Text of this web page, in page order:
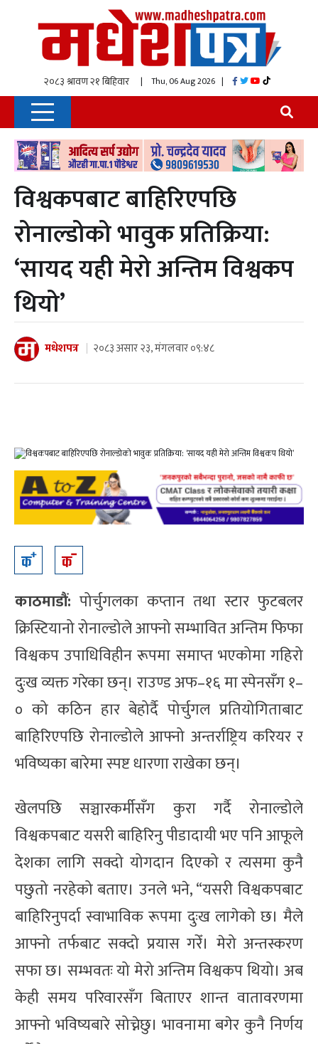
| Thu, 06 Aug 2026 |
विश्वकपबाट बाहिरिएपछि
रोनाल्डोको भावुक प्रतिक्रिया:
‘सायद यही मेरो अन्तिम विश्वकप
थियो’
मधेशपत्र २०८३ असार २३, मंगलवार ०९:४८
काठमाडौं: पोर्चुगलका कप्तान तथा स्टार फुटबलर
क्रिस्टियानो रोनाल्डोले आफ्नो सम्भावित अन्तिम फिफा
विश्वकप उपाधिविहीन रूपमा समाप्त भएकोमा गहिरो
दुःख व्यक्त गरेका छन्। राउण्ड अफ–१६ मा स्पेनसँग १–
० को कठिन हार बेहोर्दै पोर्चुगल प्रतियोगिताबाट
बाहिरिएपछि रोनाल्डोले आफ्नो अन्तर्राष्ट्रिय करियर र
भविष्यका बारेमा स्पष्ट धारणा राखेका छन्।
खेलपछि सञ्चारकर्मीसँग कुरा गर्दै रोनाल्डोले
विश्वकपबाट यसरी बाहिरिनु पीडादायी भए पनि आफूले
देशका लागि सक्दो योगदान दिएको र त्यसमा कुनै
पछुतो नरहेको बताए। उनले भने, “यसरी विश्वकपबाट
बाहिरिनुपर्दा स्वाभाविक रूपमा दुःख लागेको छ। मैले
आफ्नो तर्फबाट सक्दो प्रयास गरेँ। मेरो अन्तस्करण
सफा छ। सम्भवतः यो मेरो अन्तिम विश्वकप थियो। अब
केही समय परिवारसँग बिताएर शान्त वातावरणमा
आफ्नो भविष्यबारे सोच्नेछु। भावनामा बगेर कुनै निर्णय